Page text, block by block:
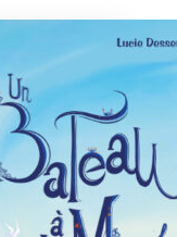
bateau
par